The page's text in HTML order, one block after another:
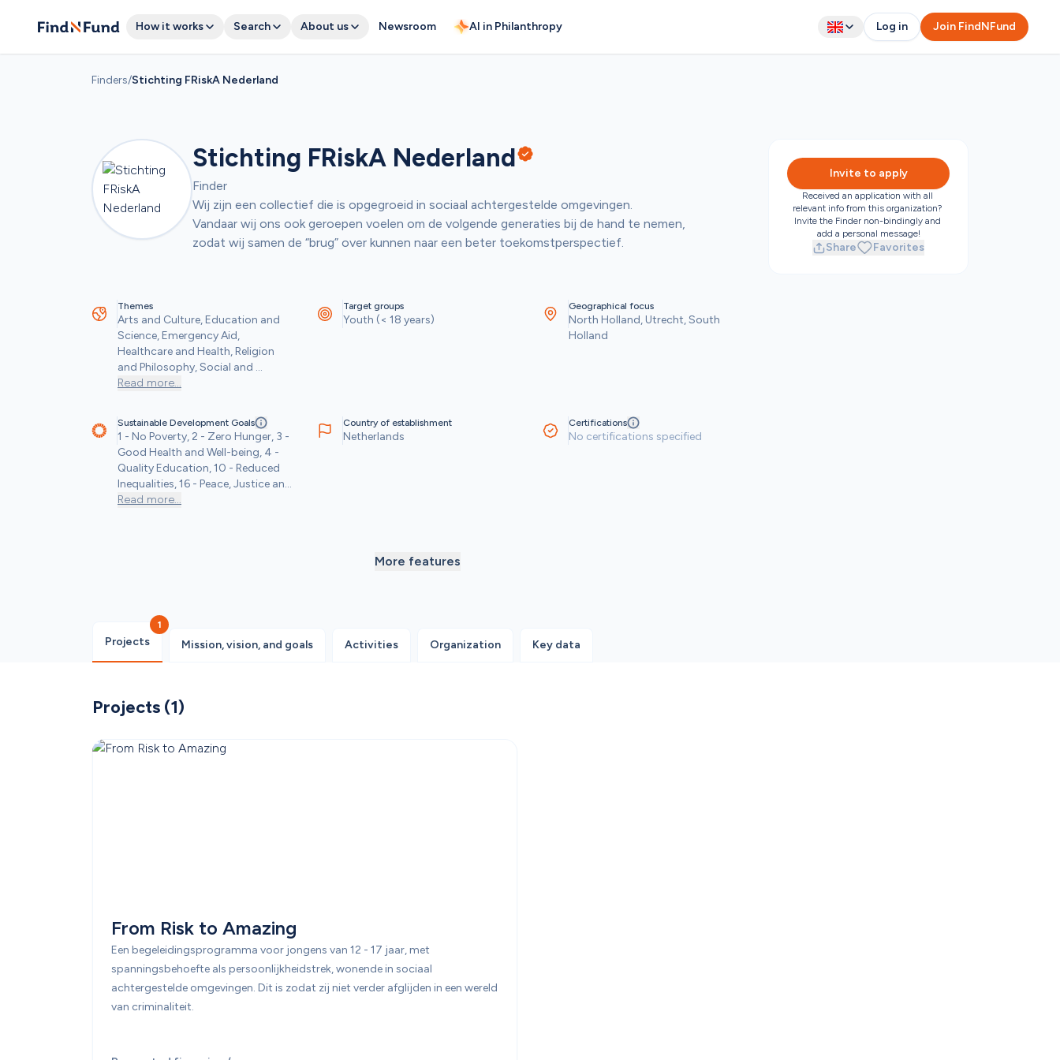
How it works Search About us Newsroom AI in Philanthropy Log in Join FindNFund
Finders/Stichting FRiskA Nederland
Stichting FRiskA Nederland
Finder
Wij zijn een collectief die is opgegroeid in sociaal achtergestelde omgevingen.
Vandaar wij ons ook geroepen voelen om de volgende generaties bij de hand te nemen,
zodat wij samen de “brug” over kunnen naar een beter toekomstperspectief.
Themes
Arts and Culture, Education and
Science, Emergency Aid,
Healthcare and Health, Religion
and Philosophy, Social and
Community Objectives, Sports
Read more...
Target groups
Youth (< 18 years)
Geographical focus
North Holland, Utrecht, South
Holland
Sustainable Development Goals
1 - No Poverty, 2 - Zero Hunger, 3 -
Good Health and Well-being, 4 -
Quality Education, 10 - Reduced
Inequalities, 16 - Peace, Justice and
Strong Institutions
Read more...
Country of establishment
Netherlands
Certifications
No certifications specified
Invite to apply
Received an application with all
relevant info from this organization?
Invite the Finder non-bindingly and
add a personal message!
Share Favorites
More features
Projects
1
Mission, vision, and goals Activities Organization Key data
Projects (1)
From Risk to Amazing
Een begeleidingsprogramma voor jongens van 12 - 17 jaar, met
spanningsbehoefte als persoonlijkheidstrek, wonende in sociaal
achtergestelde omgevingen. Dit is zodat zij niet verder afglijden in een wereld
van criminaliteit.